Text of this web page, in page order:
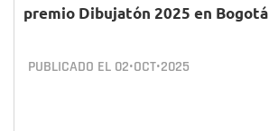
premio Dibujatón 2025 en Bogotá
PUBLICADO EL 02•OCT•2025